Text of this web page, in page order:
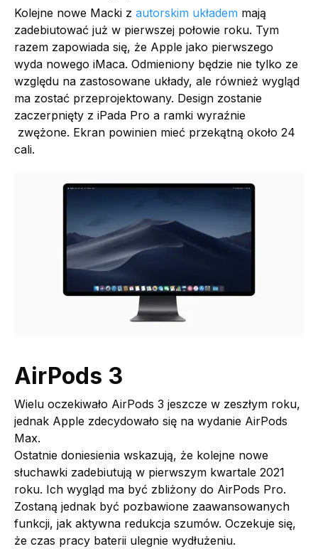
Kolejne nowe Macki z autorskim układem mają
zadebiutować już w pierwszej połowie roku. Tym
razem zapowiada się, że Apple jako pierwszego
wyda nowego iMaca. Odmieniony będzie nie tylko ze
względu na zastosowane układy, ale również wygląd
ma zostać przeprojektowany. Design zostanie
zaczerpnięty z iPada Pro a ramki wyraźnie
zwężone. Ekran powinien mieć przekątną około 24
cali.
AirPods 3
Wielu oczekiwało AirPods 3 jeszcze w zeszłym roku,
jednak Apple zdecydowało się na wydanie AirPods
Max.
Ostatnie doniesienia wskazują, że kolejne nowe
słuchawki zadebiutują w pierwszym kwartale 2021
roku. Ich wygląd ma być zbliżony do AirPods Pro.
Zostaną jednak być pozbawione zaawansowanych
funkcji, jak aktywna redukcja szumów. Oczekuje się,
że czas pracy baterii ulegnie wydłużeniu.